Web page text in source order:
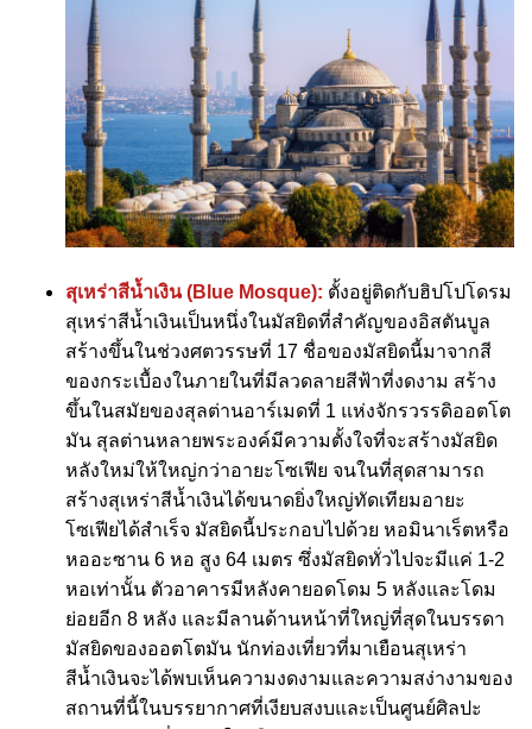
สุเหร่าสีน้ำเงิน (Blue Mosque): ตั้งอยู่ติดกับฮิปโปโดรม
สุเหร่าสีน้ำเงินเป็นหนึ่งในมัสยิดที่สำคัญของอิสตันบูล
สร้างขึ้นในช่วงศตวรรษที่ 17 ชื่อของมัสยิดนี้มาจากสี
ของกระเบื้องในภายในที่มีลวดลายสีฟ้าที่งดงาม สร้าง
ขึ้นในสมัยของสุลต่านอาร์เมดที่ 1 แห่งจักรวรรดิออตโต
มัน สุลต่านหลายพระองค์มีความตั้งใจที่จะสร้างมัสยิด
หลังใหม่ให้ใหญ่กว่าอายะโซเฟีย จนในที่สุดสามารถ
สร้างสุเหร่าสีน้ำเงินได้ขนาดยิ่งใหญ่ทัดเทียมอายะ
โซเฟียได้สำเร็จ มัสยิดนี้ประกอบไปด้วย หอมินาเร็ตหรือ
หออะซาน 6 หอ สูง 64 เมตร ซึ่งมัสยิดทั่วไปจะมีแค่ 1-2
หอเท่านั้น ตัวอาคารมีหลังคายอดโดม 5 หลังและโดม
ย่อยอีก 8 หลัง และมีลานด้านหน้าที่ใหญ่ที่สุดในบรรดา
มัสยิดของออตโตมัน นักท่องเที่ยวที่มาเยือนสุเหร่า
สีน้ำเงินจะได้พบเห็นความงดงามและความสง่างามของ
สถานที่นี้ในบรรยากาศที่เงียบสงบและเป็นศูนย์ศิลปะ